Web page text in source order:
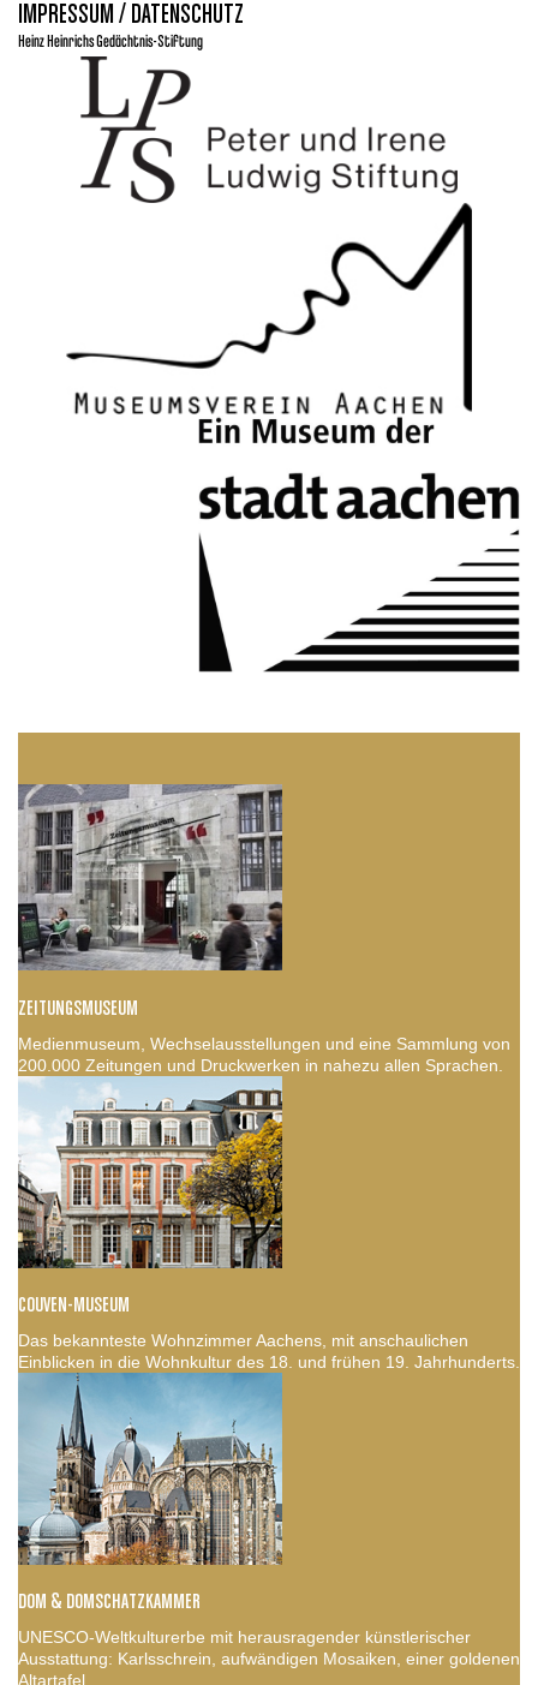
IMPRESSUM / DATENSCHUTZ
Heinz Heinrichs Gedächtnis-Stiftung
ZEITUNGSMUSEUM
Medienmuseum, Wechselausstellungen und eine Sammlung von
200.000 Zeitungen und Druckwerken in nahezu allen Sprachen.
COUVEN-MUSEUM
Das bekannteste Wohnzimmer Aachens, mit anschaulichen
Einblicken in die Wohnkultur des 18. und frühen 19. Jahrhunderts.
DOM & DOMSCHATZKAMMER
UNESCO-Weltkulturerbe mit herausragender künstlerischer
Ausstattung: Karlsschrein, aufwändigen Mosaiken, einer goldenen
Altartafel.